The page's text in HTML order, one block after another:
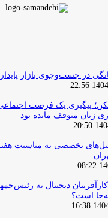
در جست‌وجوی بازار
پیگیری یک فرصت
زنان متوقف مانده بود
تخصصی به مناسبت هفته
کارآفرینان دیجیتال به
است؟